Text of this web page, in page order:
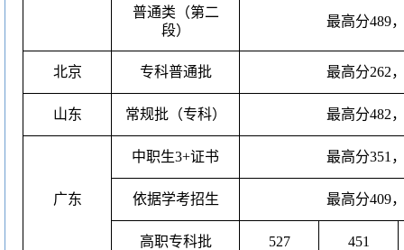
普通类（第二
段）
最高分489
北京 专科普通批 最高分262
山东 常规批（专科） 最高分482
广东
中职生3+证书 最高分351
依据学考招生 最高分409
高职专科批 527 451